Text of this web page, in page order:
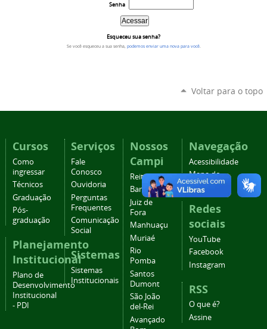
Senha
Esqueceu sua senha?
Se você esqueceu a sua senha, podemos enviar uma nova para você.
Voltar para o topo
Cursos
Como
ingressar
Técnicos
Graduação
Pós-
graduação
Planejamento
Institucional
Plano de
Desenvolvimento
Institucional
- PDI
Serviços
Fale
Conosco
Ouvidoria
Perguntas
Frequentes
Comunicação
Social
Sistemas
Sistemas
Institucionais
Nossos
Campi
Reitoria
Barbacena
Juiz de
Fora
Manhuaçu
Muriaé
Rio
Pomba
Santos
Dumont
São João
del-Rei
Avançado
Navegação
Acessibilidade
Mapa do
site
Redes
sociais
YouTube
Facebook
Instagram
RSS
O que é?
Assine